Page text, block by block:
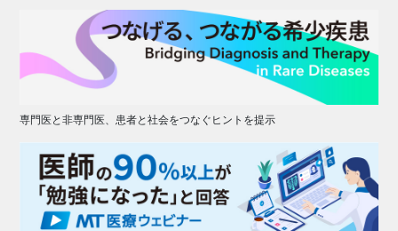
専門医と非専門医、患者と社会をつなぐヒントを提示